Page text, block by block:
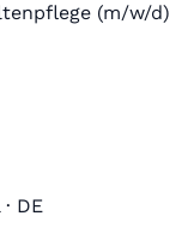
(m/w/d)
DE